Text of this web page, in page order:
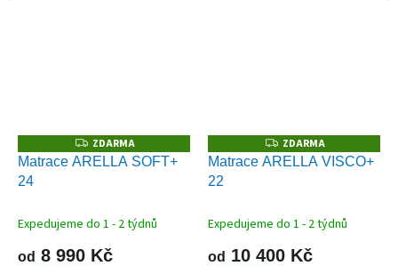
Z
D
A
ZDARMA
Matrace ARELLA SOFT+
24
Expedujeme do 1 - 2 týdnů
od 8 990 Kč
Z
D
A
ZDARMA
Matrace ARELLA VISCO+
22
Expedujeme do 1 - 2 týdnů
od 10 400 Kč